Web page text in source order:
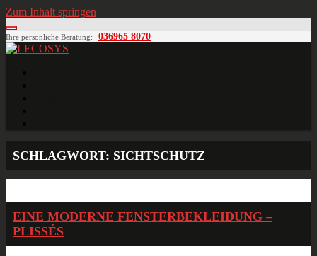
Zum Inhalt springen
Ihre persönliche Beratung: 036965 8070
SCHLAGWORT: SICHTSCHUTZ
EINE MODERNE FENSTERBEKLEIDUNG –
PLISSÉS